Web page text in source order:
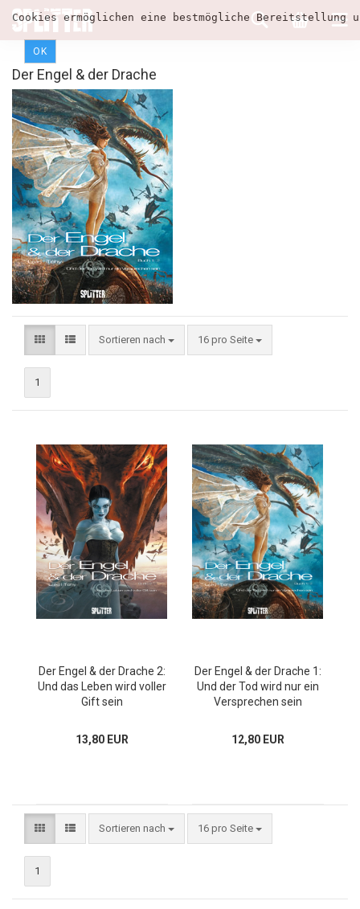
Cookies ermöglichen eine bestmögliche
OK
Der Engel & der Drache
Sortieren nach 16 pro Seite
1
Der Engel & der Drache 2:
Und das Leben wird voller
Gift sein
13,80 EUR
Der Engel & der Drache 1:
Und der Tod wird nur ein
Versprechen sein
12,80 EUR
Sortieren nach 16 pro Seite
1